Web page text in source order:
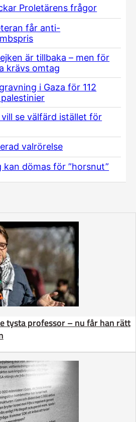
Proletärens frågor
får anti-
är tillbaka – men för
krävs omtag
i Gaza för 112
se välfärd istället för
valrörelse
kan dömas för ”horsnut”
tysta professor – nu får han rätt